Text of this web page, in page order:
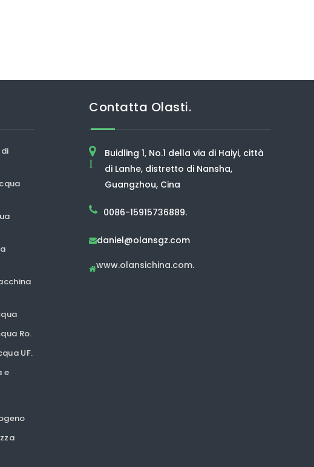
Ro.
UF.
e
Contatta Olasti.
I
Buidling 1, No.1 della via di Haiyi, città
di Lanhe, distretto di Nansha,
Guangzhou, Cina
0086-15915736889.
daniel@olansgz.com
www.olansichina.com.